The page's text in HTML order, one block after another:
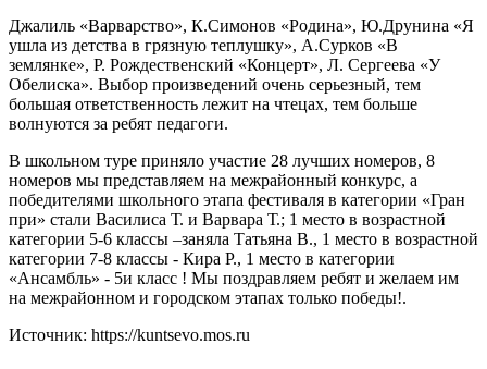
Джалиль «Варварство», К.Симонов «Родина», Ю.Друнина «Я
ушла из детства в грязную теплушку», А.Сурков «В
землянке», Р. Рождественский «Концерт», Л. Сергеева «У
Обелиска». Выбор произведений очень серьезный, тем
большая ответственность лежит на чтецах, тем больше
волнуются за ребят педагоги.
В школьном туре приняло участие 28 лучших номеров, 8
номеров мы представляем на межрайонный конкурс, а
победителями школьного этапа фестиваля в категории «Гран
при» стали Василиса Т. и Варвара Т.; 1 место в возрастной
категории 5-6 классы –заняла Татьяна В., 1 место в возрастной
категории 7-8 классы - Кира Р., 1 место в категории
«Ансамбль» - 5и класс ! Мы поздравляем ребят и желаем им
на межрайонном и городском этапах только победы!.
Источник: https://kuntsevo.mos.ru